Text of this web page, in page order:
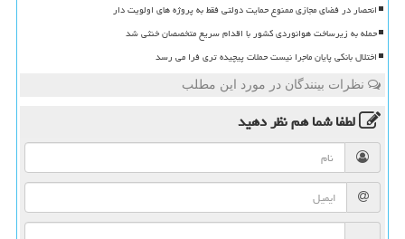
انحصار در فضای مجازی ممنوع حمایت دولتی فقط به پروژه های اولویت دار
حمله به زیرساخت هوانوردی کشور با اقدام سریع متخصصان خنثی شد
اختلال بانکی پایان ماجرا نیست حملات پیچیده تری فرا می رسد
نظرات بینندگان در مورد این مطلب
لطفا شما همنظر دهید